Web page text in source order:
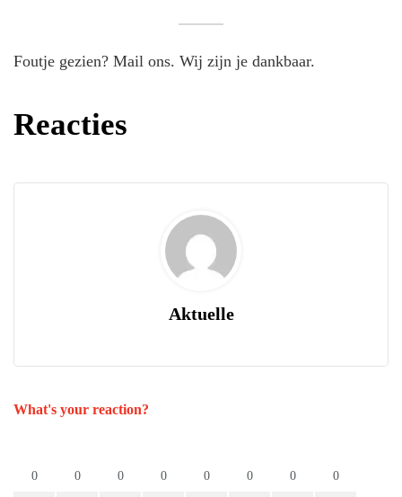
Foutje gezien? Mail ons. Wij zijn je dankbaar.
Reacties
Aktuelle
What's your reaction?
0 0 0 0 0 0 0 0